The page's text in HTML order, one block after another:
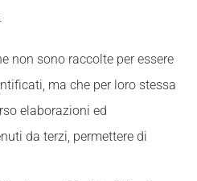
non sono raccolte per essere
ma che per loro stessa
elaborazioni ed
da terzi, permettere di